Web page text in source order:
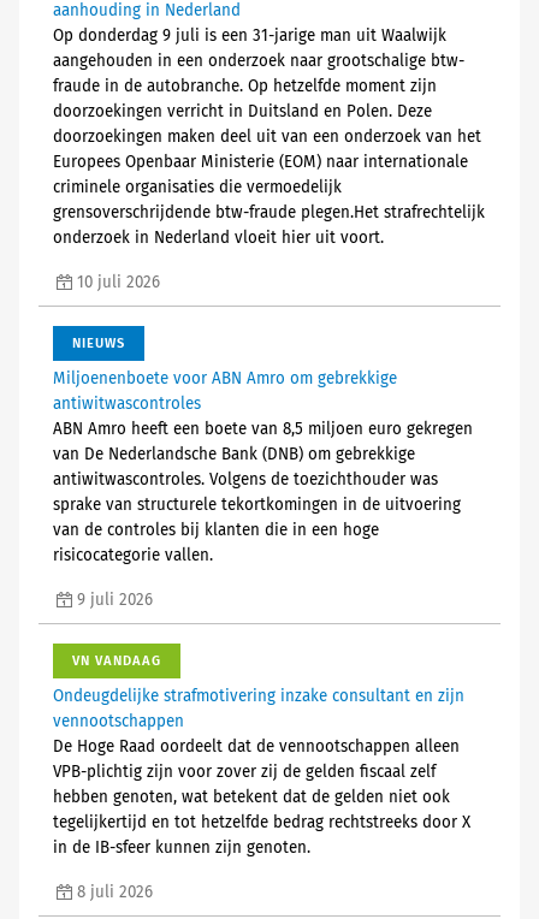
aanhouding in Nederland
Op donderdag 9 juli is een 31-jarige man uit Waalwijk
aangehouden in een onderzoek naar grootschalige btw-
fraude in de autobranche. Op hetzelfde moment zijn
doorzoekingen verricht in Duitsland en Polen. Deze
doorzoekingen maken deel uit van een onderzoek van het
Europees Openbaar Ministerie (EOM) naar internationale
criminele organisaties die vermoedelijk
grensoverschrijdende btw-fraude plegen.Het strafrechtelijk
onderzoek in Nederland vloeit hier uit voort.
10 juli 2026
NIEUWS
Miljoenenboete voor ABN Amro om gebrekkige
antiwitwascontroles
ABN Amro heeft een boete van 8,5 miljoen euro gekregen
van De Nederlandsche Bank (DNB) om gebrekkige
antiwitwascontroles. Volgens de toezichthouder was
sprake van structurele tekortkomingen in de uitvoering
van de controles bij klanten die in een hoge
risicocategorie vallen.
9 juli 2026
VN VANDAAG
Ondeugdelijke strafmotivering inzake consultant en zijn
vennootschappen
De Hoge Raad oordeelt dat de vennootschappen alleen
VPB-plichtig zijn voor zover zij de gelden fiscaal zelf
hebben genoten, wat betekent dat de gelden niet ook
tegelijkertijd en tot hetzelfde bedrag rechtstreeks door X
in de IB-sfeer kunnen zijn genoten.
8 juli 2026